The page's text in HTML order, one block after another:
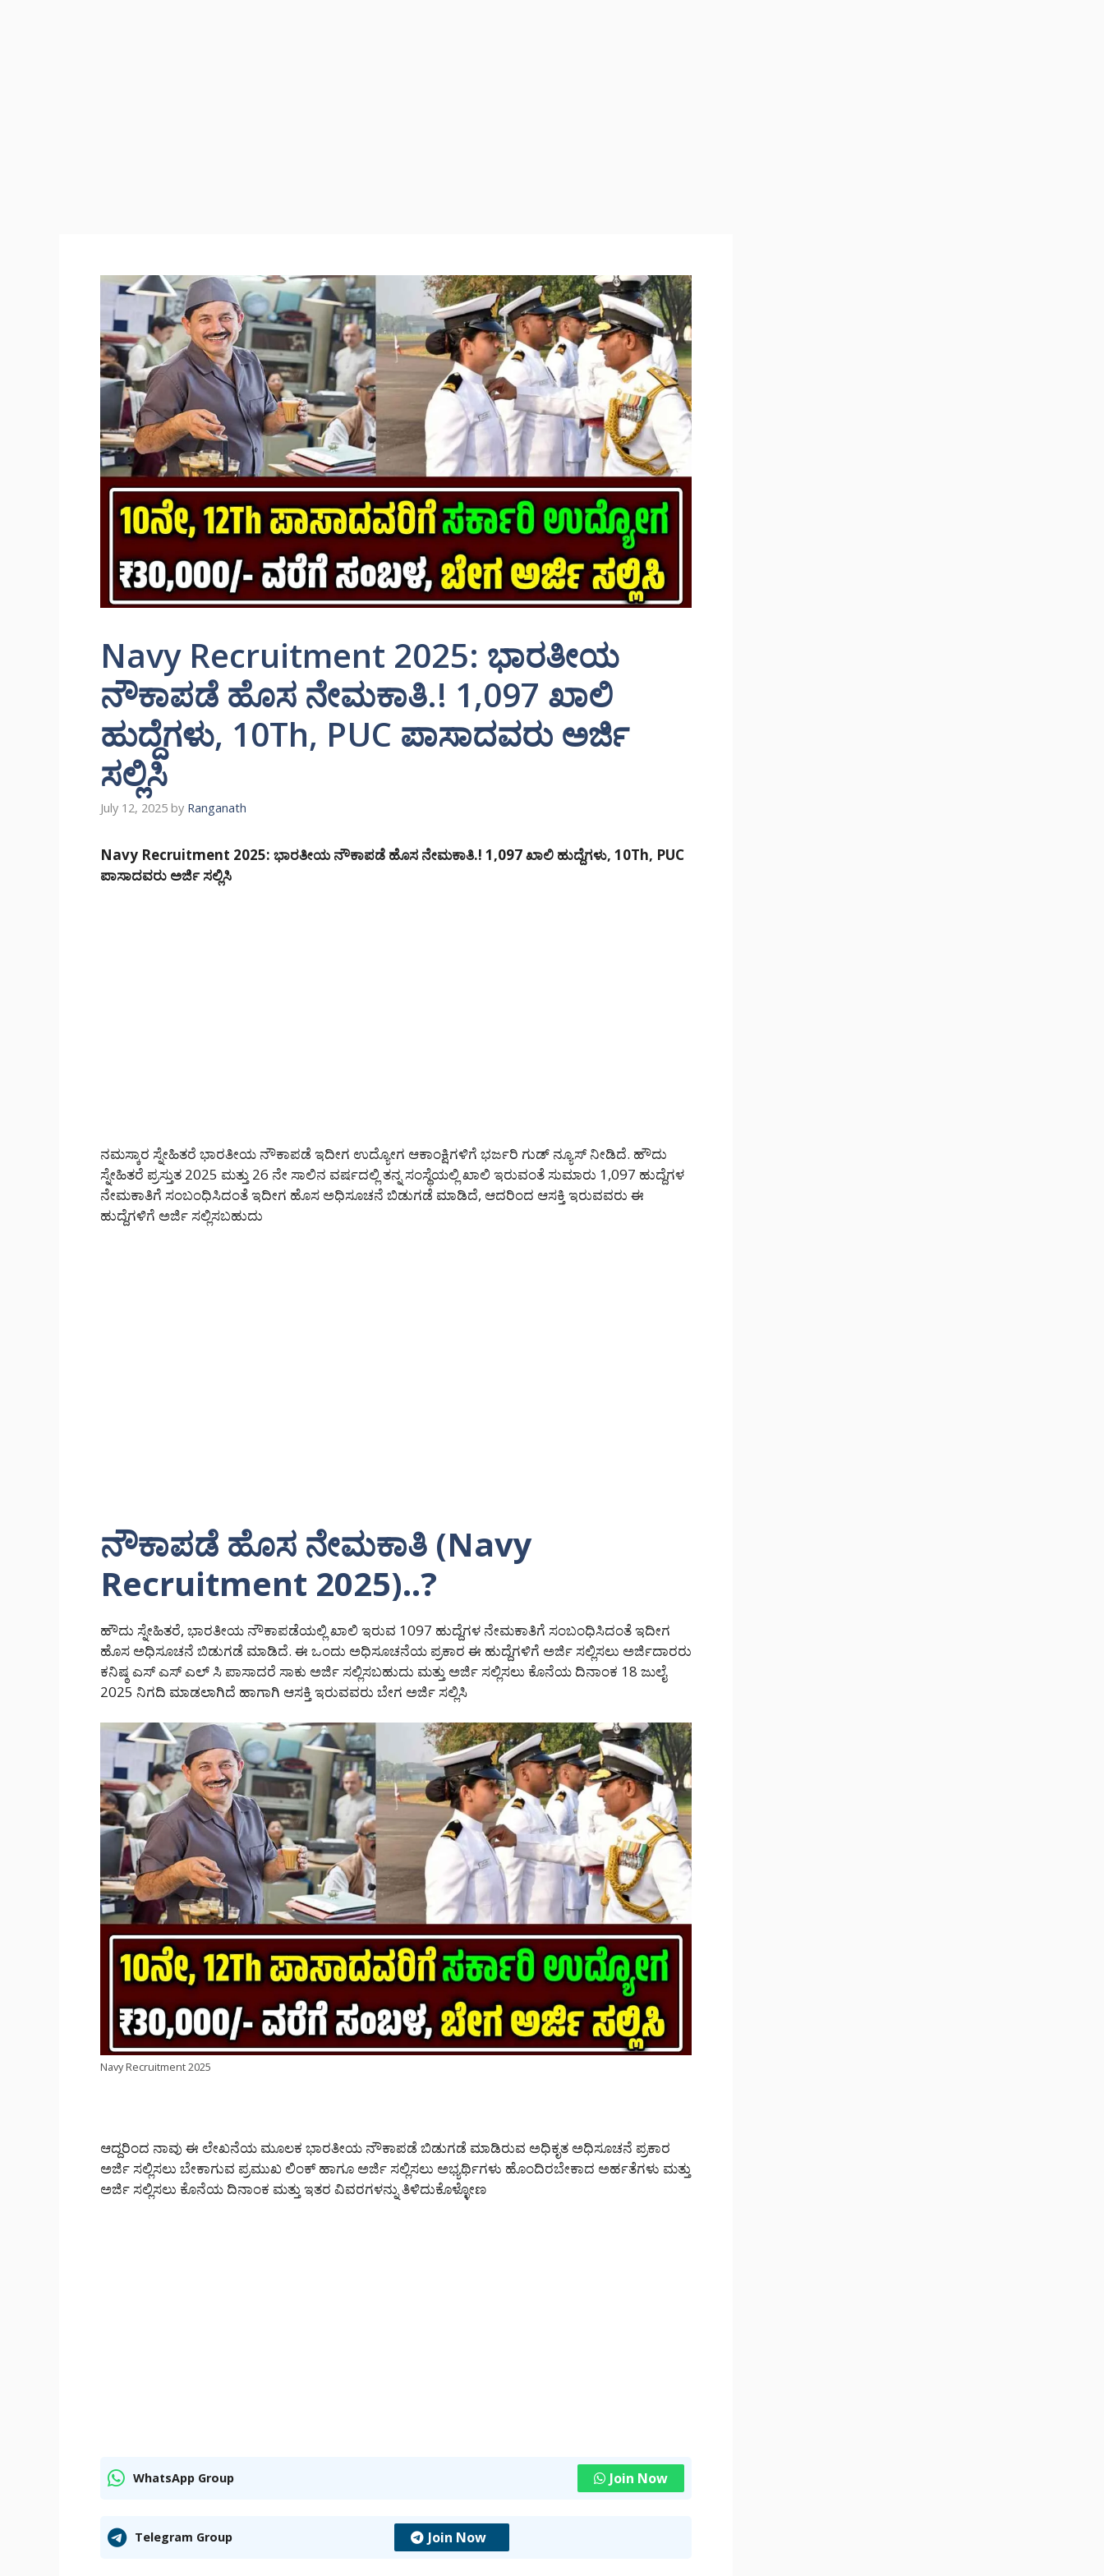
Navy Recruitment 2025: ಭಾರತೀಯ
ನೌಕಾಪಡೆ ಹೊಸ ನೇಮಕಾತಿ.! 1,097 ಖಾಲಿ
ಹುದ್ದೆಗಳು, 10Th, PUC ಪಾಸಾದವರು ಅರ್ಜಿ
ಸಲ್ಲಿಸಿ
July 12, 2025 by Ranganath
Navy Recruitment 2025: ಭಾರತೀಯ ನೌಕಾಪಡೆ ಹೊಸ ನೇಮಕಾತಿ.! 1,097 ಖಾಲಿ ಹುದ್ದೆಗಳು, 10Th, PUC
ಪಾಸಾದವರು ಅರ್ಜಿ ಸಲ್ಲಿಸಿ
ನಮಸ್ಕಾರ ಸ್ನೇಹಿತರೆ ಭಾರತೀಯ ನೌಕಾಪಡೆ ಇದೀಗ ಉದ್ಯೋಗ ಆಕಾಂಕ್ಷಿಗಳಿಗೆ ಭರ್ಜರಿ ಗುಡ್ ನ್ಯೂಸ್ ನೀಡಿದೆ. ಹೌದು
ಸ್ನೇಹಿತರೆ ಪ್ರಸ್ತುತ 2025 ಮತ್ತು 26 ನೇ ಸಾಲಿನ ವರ್ಷದಲ್ಲಿ ತನ್ನ ಸಂಸ್ಥೆಯಲ್ಲಿ ಖಾಲಿ ಇರುವಂತೆ ಸುಮಾರು 1,097 ಹುದ್ದೆಗಳ
ನೇಮಕಾತಿಗೆ ಸಂಬಂಧಿಸಿದಂತೆ ಇದೀಗ ಹೊಸ ಅಧಿಸೂಚನೆ ಬಿಡುಗಡೆ ಮಾಡಿದೆ, ಆದರಿಂದ ಆಸಕ್ತಿ ಇರುವವರು ಈ
ಹುದ್ದೆಗಳಿಗೆ ಅರ್ಜಿ ಸಲ್ಲಿಸಬಹುದು
ನೌಕಾಪಡೆ ಹೊಸ ನೇಮಕಾತಿ (Navy
Recruitment 2025)..?
ಹೌದು ಸ್ನೇಹಿತರೆ, ಭಾರತೀಯ ನೌಕಾಪಡೆಯಲ್ಲಿ ಖಾಲಿ ಇರುವ 1097 ಹುದ್ದೆಗಳ ನೇಮಕಾತಿಗೆ ಸಂಬಂಧಿಸಿದಂತೆ ಇದೀಗ
ಹೊಸ ಅಧಿಸೂಚನೆ ಬಿಡುಗಡೆ ಮಾಡಿದೆ. ಈ ಒಂದು ಅಧಿಸೂಚನೆಯ ಪ್ರಕಾರ ಈ ಹುದ್ದೆಗಳಿಗೆ ಅರ್ಜಿ ಸಲ್ಲಿಸಲು ಅರ್ಜಿದಾರರು
ಕನಿಷ್ಠ ಎಸ್ ಎಸ್ ಎಲ್ ಸಿ ಪಾಸಾದರೆ ಸಾಕು ಅರ್ಜಿ ಸಲ್ಲಿಸಬಹುದು ಮತ್ತು ಅರ್ಜಿ ಸಲ್ಲಿಸಲು ಕೊನೆಯ ದಿನಾಂಕ 18 ಜುಲೈ
2025 ನಿಗದಿ ಮಾಡಲಾಗಿದೆ ಹಾಗಾಗಿ ಆಸಕ್ತಿ ಇರುವವರು ಬೇಗ ಅರ್ಜಿ ಸಲ್ಲಿಸಿ
Navy Recruitment 2025
ಆದ್ದರಿಂದ ನಾವು ಈ ಲೇಖನೆಯ ಮೂಲಕ ಭಾರತೀಯ ನೌಕಾಪಡೆ ಬಿಡುಗಡೆ ಮಾಡಿರುವ ಅಧಿಕೃತ ಅಧಿಸೂಚನೆ ಪ್ರಕಾರ
ಅರ್ಜಿ ಸಲ್ಲಿಸಲು ಬೇಕಾಗುವ ಪ್ರಮುಖ ಲಿಂಕ್ ಹಾಗೂ ಅರ್ಜಿ ಸಲ್ಲಿಸಲು ಅಭ್ಯರ್ಥಿಗಳು ಹೊಂದಿರಬೇಕಾದ ಅರ್ಹತೆಗಳು ಮತ್ತು
ಅರ್ಜಿ ಸಲ್ಲಿಸಲು ಕೊನೆಯ ದಿನಾಂಕ ಮತ್ತು ಇತರ ವಿವರಗಳನ್ನು ತಿಳಿದುಕೊಳ್ಳೋಣ
WhatsApp Group Join Now
Telegram Group Join Now